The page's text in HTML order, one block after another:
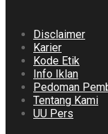
Disclaimer
Karier
Kode Etik
Info Iklan
Pedoman
Tentang Kami
UU Pers